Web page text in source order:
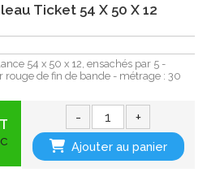
Ticket 54 X 50 X 12
54 x 50 x 12, ensachés par 5 -
de fin de bande - métrage : 30
- +
Ajouter au panier